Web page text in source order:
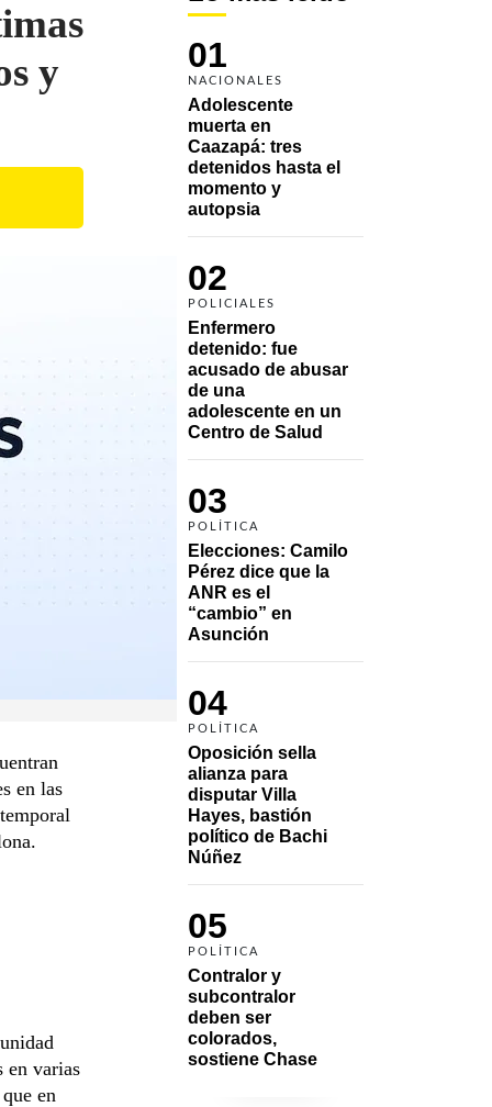
01
NACIONALES
Adolescente
muerta en
Caazapá: tres
detenidos hasta el
momento y
autopsia
02
POLICIALES
Enfermero
detenido: fue
acusado de abusar
de una
adolescente en un
Centro de Salud
03
POLÍTICA
Elecciones: Camilo
Pérez dice que la
ANR es el
“cambio” en
Asunción
04
POLÍTICA
Oposición sella
alianza para
disputar Villa
Hayes, bastión
político de Bachi
Núñez
05
POLÍTICA
Contralor y
subcontralor
deben ser
colorados,
sostiene Chase
y
en las
en varias
en